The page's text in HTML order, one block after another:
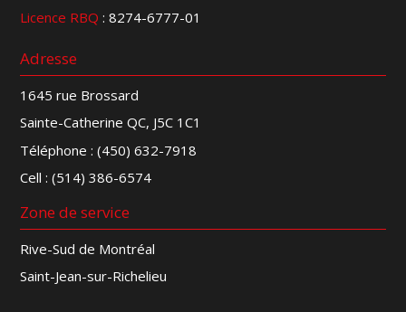
Licence RBQ : 8274-6777-01
Adresse
1645 rue Brossard
Sainte-Catherine QC, J5C 1C1
Téléphone :(450) 632-7918
Cell :(514) 386-6574
Zone de service
Rive-Sud de Montréal
Saint-Jean-sur-Richelieu